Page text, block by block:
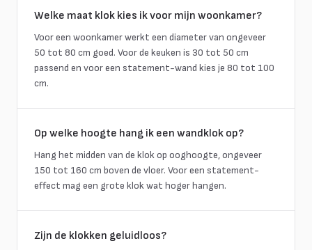
Welke maat klok kies ik voor mijn woonkamer?
Voor een woonkamer werkt een diameter van ongeveer
50 tot 80 cm goed. Voor de keuken is 30 tot 50 cm
passend en voor een statement-wand kies je 80 tot 100
cm.
Op welke hoogte hang ik een wandklok op?
Hang het midden van de klok op ooghoogte, ongeveer
150 tot 160 cm boven de vloer. Voor een statement-
effect mag een grote klok wat hoger hangen.
Zijn de klokken geluidloos?